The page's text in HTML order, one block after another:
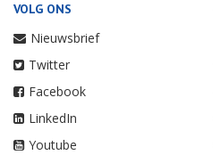
VOLG ONS
Nieuwsbrief
Twitter
Facebook
LinkedIn
Youtube